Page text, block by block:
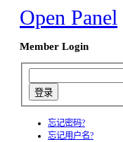
Open Panel
Member Login
忘记密码?
忘记用户名?